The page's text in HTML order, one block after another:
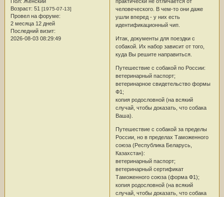
Возраст: 51 [1975-07-13]
Провел на форуме:
2 месяца 12 дней
Последний визит:
2026-08-03 08:29:49
человеческого. В чем-то они даже
ушли вперед - у них есть
идентификационный чип.
Итак, документы для поездки с
собакой. Их набор зависит от того,
куда Вы решите направиться.
Путешествие с собакой по России:
ветеринарный паспорт;
ветеринарное свидетельство формы
Ф1;
копия родословной (на всякий
случай, чтобы доказать, что собака
Ваша).
Путешествие с собакой за пределы
России, но в пределах Таможенного
союза (Республика Беларусь,
Казахстан):
ветеринарный паспорт;
ветеринарный сертификат
Таможенного союза (форма Ф1);
копия родословной (на всякий
случай, чтобы доказать, что собака